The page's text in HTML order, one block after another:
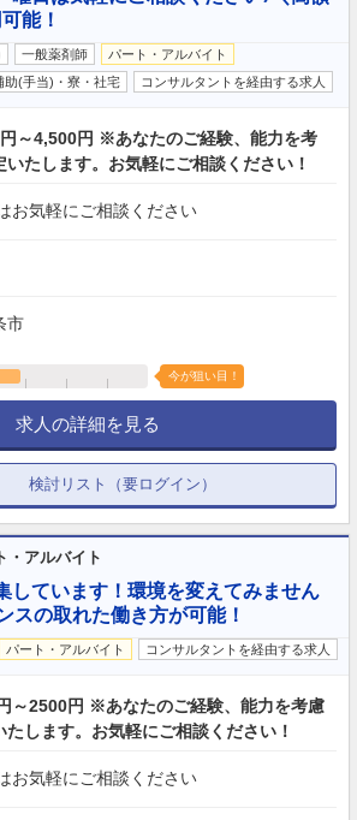
能！
一般薬剤師
パート・アルバイト
助(手当)・寮・社宅 コンサルタントを経由する求人
～4,500円 ※あなたのご経験、能力を考
いたします。お気軽にご相談ください！
お気軽にご相談ください
市
今が狙い目！
求人の詳細を見る
検討リスト（要ログイン）
・アルバイト
しています！環境を変えてみません
スの取れた働き方が可能！
パート・アルバイト コンサルタントを経由する求人
～2500円 ※あなたのご経験、能力を考慮
たします。お気軽にご相談ください！
お気軽にご相談ください